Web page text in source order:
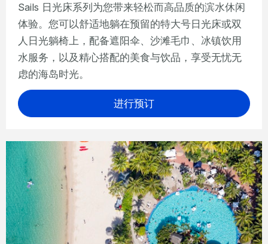
Sails 日光床系列为您带来轻松而高品质的滨水休闲
体验。您可以舒适地躺在预留的特大号日光床或双
人日光躺椅上，配备遮阳伞、沙滩毛巾、冰镇饮用
水服务，以及精心搭配的美食与饮品，享受无忧无
虑的海岛时光。
进行预订